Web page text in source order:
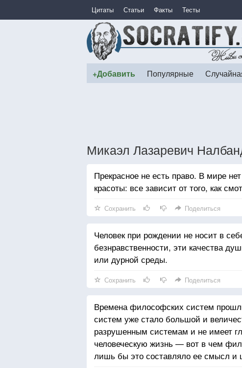
Цитаты Статьи Факты Тесты
+Добавить Популярные
Микаэл Лазаревич
Прекрасное не есть право. В мире
красоты: все зависит от того, как
Сохранить Поделиться
Человек при рождении не носит в
безнравственности, эти качества
или дурной среды.
Сохранить Поделиться
Времена философских систем
систем уже стало большой и
разрушенным системам и не имеет
человеческую жизнь — вот в чем
лишь бы это составляло ее смысл и